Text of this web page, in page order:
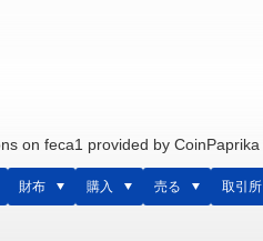
on feca1 provided by CoinPaprika
財布 購入 売る 取引所